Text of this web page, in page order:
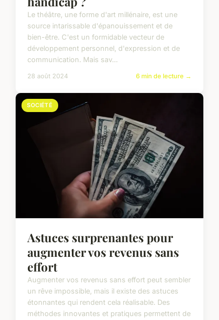
Le théâtre, une forme d'art millénaire, est une
source intarissable d'épanouissement et de
bien-être. C'est un formidable vecteur de
développement personnel, d'expression et de
communication. Mais sav...
28 août 2024 6 min de lecture →
SOCIÉTÉ
Astuces surprenantes pour
augmenter vos revenus sans
effort
Augmenter vos revenus sans effort peut sembler
un rêve impossible, mais il existe des astuces
étonnantes qui rendent cela réalisable. Des
méthodes innovantes et pratiques permettent de